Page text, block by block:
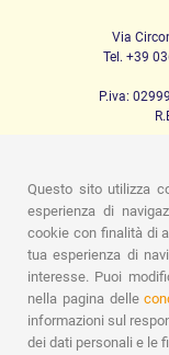
Via
Tel. +39
P.iva:
Passeggio
Igiene
Mamma e
Kit baby set
Questo sito utilizza
esperienza di
cookie con finalità di
tua esperienza di
interesse. Puoi
nella pagina delle
informazioni sul
dei dati personali e le